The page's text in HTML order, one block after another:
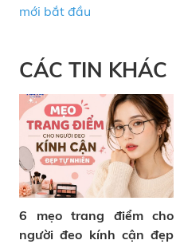
mới bắt đầu
CÁC TIN KHÁC
6 mẹo trang điểm cho
người đeo kính cận đẹp